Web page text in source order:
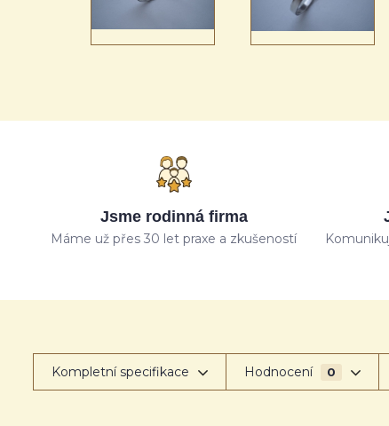
Jsme rodinná firma
Máme už přes 30 let praxe a zkušeností
Kompletní specifikace Hodnocení 0